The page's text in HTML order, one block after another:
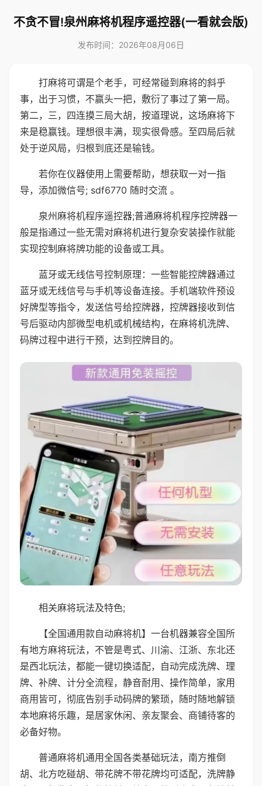
不贪不冒!泉州麻将机程序遥控器(一看就会版)
发布时间：2026年08月06日
打麻将可谓是个老手，可经常碰到麻将的斜乎
事，出于习惯，不赢头一把，敷衍了事过了第一局。
第二，三，四连摸三局大胡，按道理说，这场麻将下
来是稳赢钱。理想很丰满，现实很骨感。至四局后就
处于逆风局，归根到底还是输钱。
若你在仪器使用上需要帮助，想获取一对一指
导，添加微信号; sdf6770 随时交流 。
泉州麻将机程序遥控器;普通麻将机程序控牌器一
般是指通过一些无需对麻将机进行复杂安装操作就能
实现控制麻将牌功能的设备或工具。
蓝牙或无线信号控制原理：一些智能控牌器通过
蓝牙或无线信号与手机等设备连接。手机端软件预设
好牌型等指令，发送信号给控牌器，控牌器接收到信
号后驱动内部微型电机或机械结构，在麻将机洗牌、
码牌过程中进行干预，达到控牌目的。
相关麻将玩法及特色;
【全国通用款自动麻将机】一台机器兼容全国所
有地方麻将玩法，不管是粤式、川渝、江浙、东北还
是西北玩法，都能一键切换适配，自动完成洗牌、理
牌、补牌、计分全流程，静音耐用、操作简单，家用
商用皆可，彻底告别手动码牌的繁琐，随时随地解锁
本地麻将乐趣，是居家休闲、亲友聚会、商铺待客的
必备好物。
普通麻将机通用全国各类基础玩法，南方推倒
胡、北方吃碰胡、带花牌不带花牌均可适配，洗牌静